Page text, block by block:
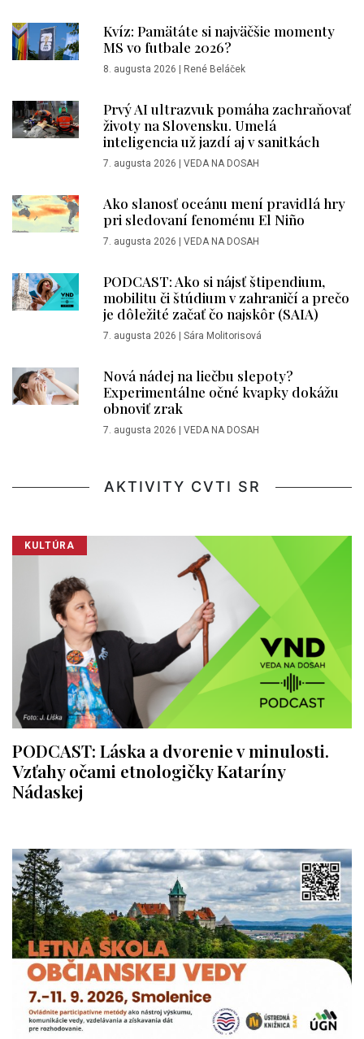
Kvíz: Pamätáte si najväčšie momenty
MS vo futbale 2026?
8. augusta 2026 | René Beláček
Prvý AI ultrazvuk pomáha zachraňovať
životy na Slovensku. Umelá
inteligencia už jazdí aj v sanitkách
7. augusta 2026 | VEDA NA DOSAH
Ako slanosť oceánu mení pravidlá hry
pri sledovaní fenoménu El Niño
7. augusta 2026 | VEDA NA DOSAH
PODCAST: Ako si nájsť štipendium,
mobilitu či štúdium v zahraničí a prečo
je dôležité začať čo najskôr (SAIA)
7. augusta 2026 | Sára Molitorisová
Nová nádej na liečbu slepoty?
Experimentálne očné kvapky dokážu
obnoviť zrak
7. augusta 2026 | VEDA NA DOSAH
AKTIVITY CVTI SR
KULTÚRA
PODCAST: Láska a dvorenie v minulosti.
Vzťahy očami etnologičky Kataríny
Nádaskej